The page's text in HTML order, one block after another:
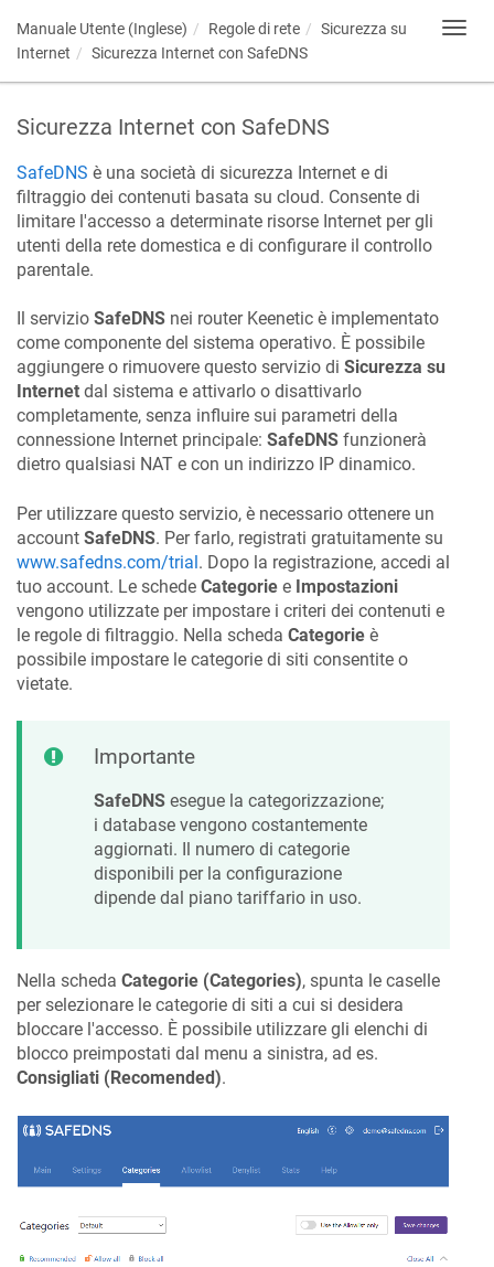
Manuale Utente (Inglese) Regole di rete
Sicurezza su
Internet
Sicurezza Internet con SafeDNS
Sicurezza Internet con SafeDNS
SafeDNS è una società di sicurezza Internet e di
filtraggio dei contenuti basata su cloud. Consente di
limitare l'accesso a determinate risorse Internet per gli
utenti della rete domestica e di configurare il controllo
parentale.
Il servizio SafeDNS nei router Keenetic è implementato
come componente del sistema operativo. È possibile
aggiungere o rimuovere questo servizio di Sicurezza su
Internet dal sistema e attivarlo o disattivarlo
completamente, senza influire sui parametri della
connessione Internet principale: SafeDNS funzionerà
dietro qualsiasi NAT e con un indirizzo IP dinamico.
Per utilizzare questo servizio, è necessario ottenere un
account SafeDNS. Per farlo, registrati gratuitamente su
www.safedns.com/trial. Dopo la registrazione, accedi al
tuo account. Le schede Categorie e Impostazioni
vengono utilizzate per impostare i criteri dei contenuti e
le regole di filtraggio. Nella scheda Categorie è
possibile impostare le categorie di siti consentite o
vietate.
Importante
SafeDNS esegue la categorizzazione;
i database vengono costantemente
aggiornati. Il numero di categorie
disponibili per la configurazione
dipende dal piano tariffario in uso.
Nella scheda Categorie (Categories), spunta le caselle
per selezionare le categorie di siti a cui si desidera
bloccare l'accesso. È possibile utilizzare gli elenchi di
blocco preimpostati dal menu a sinistra, ad es.
Consigliati (Recomended).